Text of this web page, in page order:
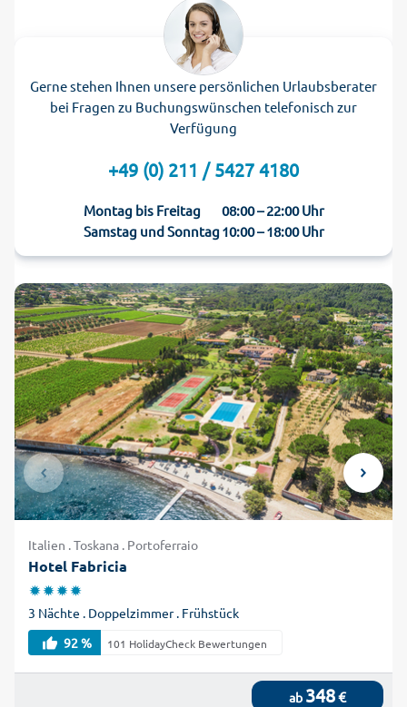
Gerne stehen Ihnen unsere persönlichen Urlaubsberater
bei Fragen zu Buchungswünschen telefonisch zur
Verfügung
+49 (0) 211 / 5427 4180
Montag bis Freitag
08:00 – 22:00 Uhr
Samstag und Sonntag10:00 – 18:00 Uhr
Italien . Toskana . Portoferraio
Hotel Fabricia
3 Nächte . Doppelzimmer . Frühstück
92 %
101 HolidayCheck Bewertungen
ab 348€